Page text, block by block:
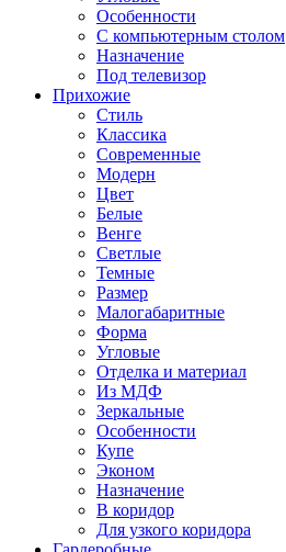
Особенности
С компьютерным столом
Назначение
Под телевизор
Прихожие
Стиль
Классика
Современные
Модерн
Цвет
Белые
Венге
Светлые
Темные
Размер
Малогабаритные
Форма
Угловые
Отделка и материал
Из МДФ
Зеркальные
Особенности
Купе
Эконом
Назначение
В коридор
Для узкого коридора